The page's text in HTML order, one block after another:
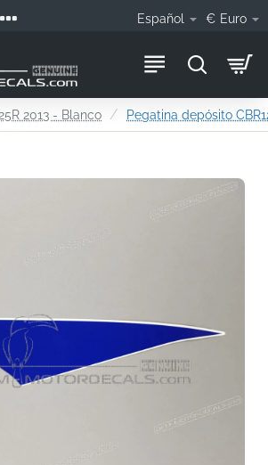
Español € Euro
2013 - Blanco Pegatina depósito